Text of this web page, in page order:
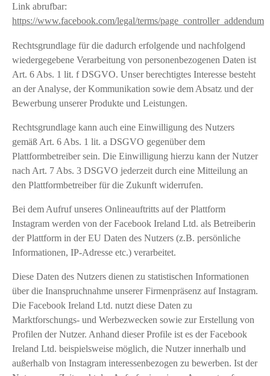
Link abrufbar:
https://www.facebook.com/legal/terms/page_controller_addendum
Rechtsgrundlage für die dadurch erfolgende und nachfolgend
wiedergegebene Verarbeitung von personenbezogenen Daten ist
Art. 6 Abs. 1 lit. f DSGVO. Unser berechtigtes Interesse besteht
an der Analyse, der Kommunikation sowie dem Absatz und der
Bewerbung unserer Produkte und Leistungen.
Rechtsgrundlage kann auch eine Einwilligung des Nutzers
gemäß Art. 6 Abs. 1 lit. a DSGVO gegenüber dem
Plattformbetreiber sein. Die Einwilligung hierzu kann der Nutzer
nach Art. 7 Abs. 3 DSGVO jederzeit durch eine Mitteilung an
den Plattformbetreiber für die Zukunft widerrufen.
Bei dem Aufruf unseres Onlineauftritts auf der Plattform
Instagram werden von der Facebook Ireland Ltd. als Betreiberin
der Plattform in der EU Daten des Nutzers (z.B. persönliche
Informationen, IP-Adresse etc.) verarbeitet.
Diese Daten des Nutzers dienen zu statistischen Informationen
über die Inanspruchnahme unserer Firmenpräsenz auf Instagram.
Die Facebook Ireland Ltd. nutzt diese Daten zu
Marktforschungs- und Werbezwecken sowie zur Erstellung von
Profilen der Nutzer. Anhand dieser Profile ist es der Facebook
Ireland Ltd. beispielsweise möglich, die Nutzer innerhalb und
außerhalb von Instagram interessenbezogen zu bewerben. Ist der